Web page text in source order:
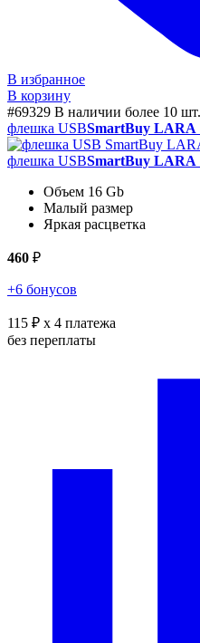
В избранное
В корзину
#69329 В наличии более 10 шт.
флешка USBSmartBuy LARA
флешка USBSmartBuy LARA
Объем 16 Gb
Малый размер
Яркая расцветка
460 ₽
+6 бонусов
115 ₽ x 4 платежа
без переплаты